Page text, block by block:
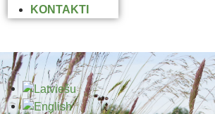
KONTAKTI